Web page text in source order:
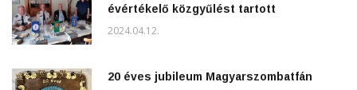
évértékelő közgyűlést tartott
2024.04.12.
20 éves jubileum Magyarszombatfán